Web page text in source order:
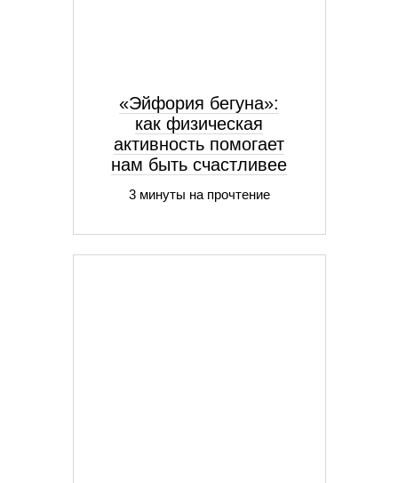
«Эйфория бегуна»:
как физическая
активность помогает
нам быть счастливее
3 минуты на прочтение